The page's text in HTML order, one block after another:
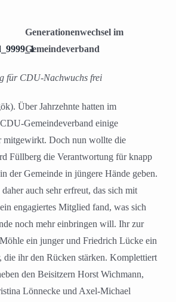
Generationenwechsel im
Gemeindeverband
für CDU-Nachwuchs frei
Über Jahrzehnte hatten im
Gemeindeverband einige
mitgewirkt. Doch nun wollte die
Füllberg die Verantwortung für knapp
der Gemeinde in jüngere Hände geben.
auch sehr erfreut, das sich mit
engagiertes Mitglied fand, was sich
noch mehr einbringen will. Ihr zur
ein junger und Friedrich Lücke ein
die ihr den Rücken stärken. Komplettiert
den Beisitzern Horst Wichmann,
Lönnecke und Axel-Michael